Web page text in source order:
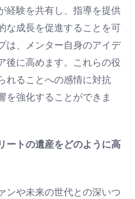
経験を共有し、指導を提供
な成長を促進することを可
は、メンター自身のアイデ
後に高めます。これらの役
れることへの感情に対抗
を強化することができま
ートの遺産をどのように高
ンや未来の世代との深いつ